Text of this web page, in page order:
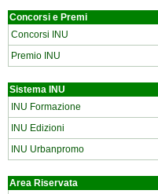
Concorsi e Premi
Concorsi INU
Premio INU
Sistema INU
INU Formazione
INU Edizioni
INU Urbanpromo
Area Riservata